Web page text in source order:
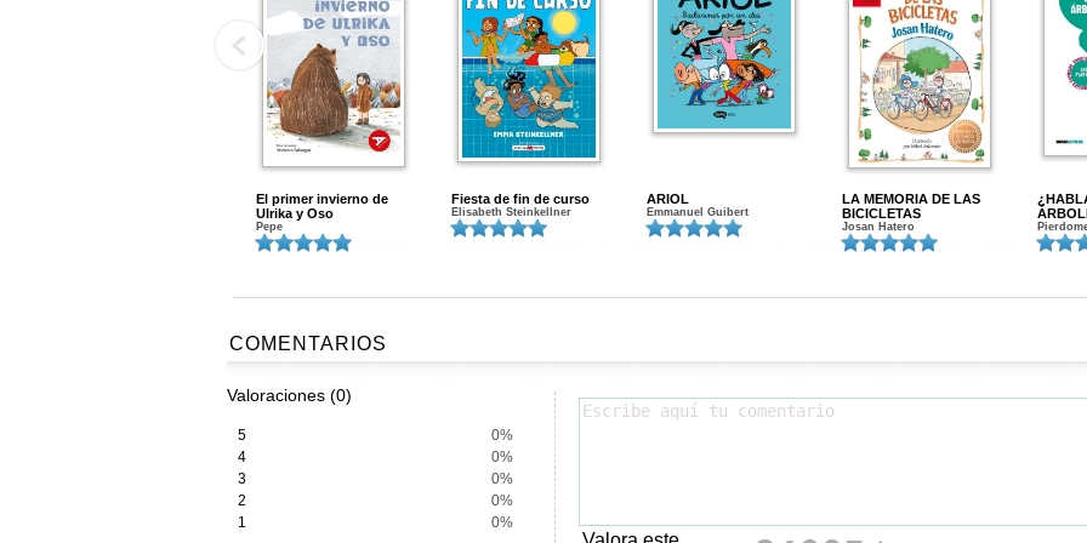
El primer invierno de
Ulrika y Oso
Pepe
Fiesta de fin de curso
Elisabeth Steinkellner
ARIOL
Emmanuel Guibert
LA MEMORIA DE LAS
BICICLETAS
Josan Hatero
COMENTARIOS
Valoraciones (0)
5
0%
4
0%
3
0%
2
0%
1
0%